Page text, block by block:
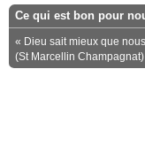
Ce qui est bon pour
« Dieu sait mieux que
(St Marcellin Champagnat)